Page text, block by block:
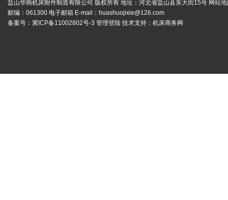
盐山华蒴机床附件制造有限公司 版权所有 地址：河北省盐山县东大街15号 网站
邮编：061300 电子邮箱 E-mail： huashuojixie@126.com
备案号： 冀ICP备11002802号-3 管理登陆 技术支持： 机床商务网